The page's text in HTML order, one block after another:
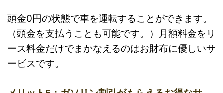
頭金0円の状態で車を運転することができます。
（頭金を支払うことも可能です。）月額料金をリ
ース料金だけでまかなえるのはお財布に優しいサ
ービスです。